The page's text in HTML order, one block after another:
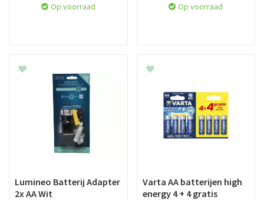
Op voorraad Op voorraad
Lumineo Batterij Adapter
2x AA Wit
Varta AA batterijen high
energy 4 + 4 gratis